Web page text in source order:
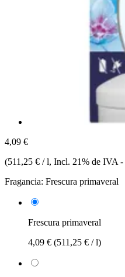
4,09 €
(511,25 € / l, Incl. 21% de IVA -
Fragancia: Frescura primaveral
Frescura primaveral
4,09 € (511,25 € / l)